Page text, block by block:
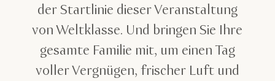
der Startlinie dieser Veranstaltung
von Weltklasse. Und bringen Sie Ihre
gesamte Familie mit, um einen Tag
voller Vergnügen, frischer Luft und